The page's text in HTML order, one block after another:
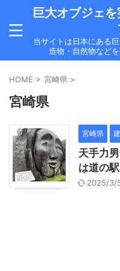
巨大オブジェ
当サイトは日本にある
造物・自然物など
HOME > 宮崎県 >
宮崎県
宮崎県
天手力
は道の
2025/3/